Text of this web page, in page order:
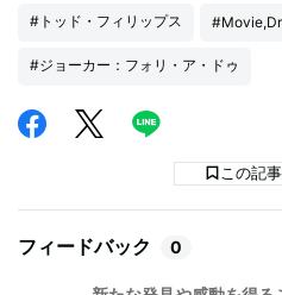
#トッド・フィリップス
#ジョーカー：フォリ・ア・ドゥ
この記
フィードバック 0